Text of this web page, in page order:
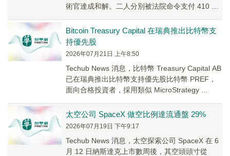
術官達成和解。二人分別被法院命令支付 410 萬
Bitcoin Treasury Capital 在瑞典推出比特幣支
持優先股
2026年07月21日 上午8:50
Techub News 消息，比特幣 Treasury Capital AB
已在瑞典推出比特幣支持優先股比特幣 PREF，
面向合格投資者，採用類似 MicroStrategy ...
太空公司 SpaceX 做空比例達流通盤 29%
2026年07月19日 下午9:17
Techub News 消息，太空探索公司 SpaceX 在 6
月 12 日納斯達克上市數周後，其空頭頭寸從